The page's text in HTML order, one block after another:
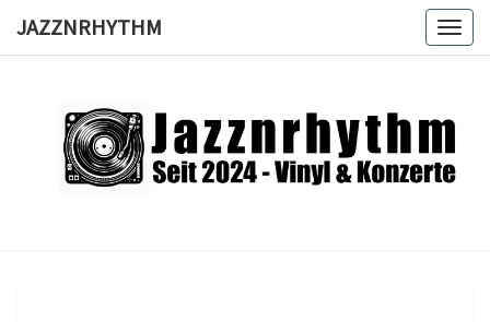
JAZZNRHYTHM
Seit
2024 –